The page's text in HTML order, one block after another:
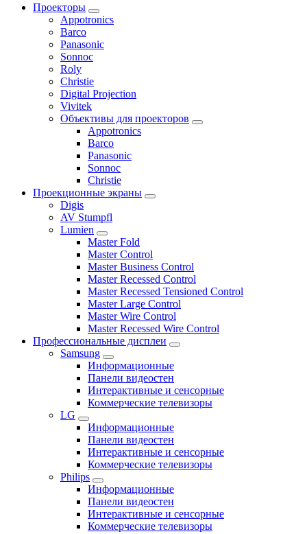
Проекторы
Appotronics
Barco
Panasonic
Sonnoc
Roly
Christie
Digital Projection
Vivitek
Объективы для проекторов
Appotronics
Barco
Panasonic
Sonnoc
Сhristie
Проекционные экраны
Digis
AV Stumpfl
Lumien
Master Fold
Master Control
Master Business Control
Master Recessed Control
Master Recessed Tensioned Control
Master Large Control
Master Wire Control
Master Recessed Wire Control
Профессиональные дисплеи
Samsung
Информационные
Панели видеостен
Интерактивные и сенсорные
Коммерческие телевизоры
LG
Информационные
Панели видеостен
Интерактивные и сенсорные
Коммерческие телевизоры
Philips
Информационные
Панели видеостен
Интерактивные и сенсорные
Коммерческие телевизоры